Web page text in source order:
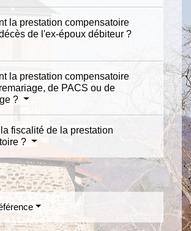
la prestation compensatoire
de l'ex-époux débiteur ?
la prestation compensatoire
de PACS ou de
?
fiscalité de la prestation
?